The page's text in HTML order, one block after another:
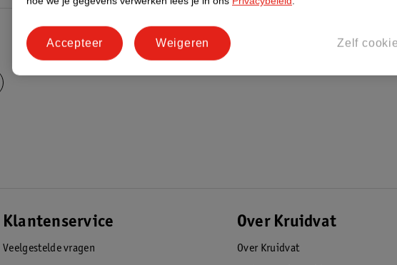
Klantenservice
Veelgestelde vragen
Over Kruidvat
Over Kruidvat
Zelf
Weigeren
Accepteer